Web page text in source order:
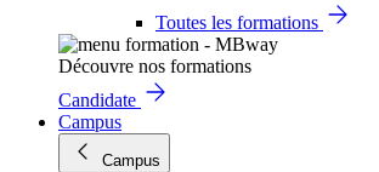
Toutes les formations
Découvre nos formations
Candidate
Campus
Campus